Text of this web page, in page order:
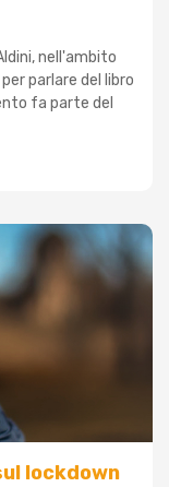
nell'ambito
parlare del libro
fa parte del
lockdown